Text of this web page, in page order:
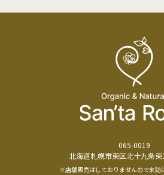
065-0019
北海道札幌市東区北十九条
※店舗販売はしておりませんので来訪